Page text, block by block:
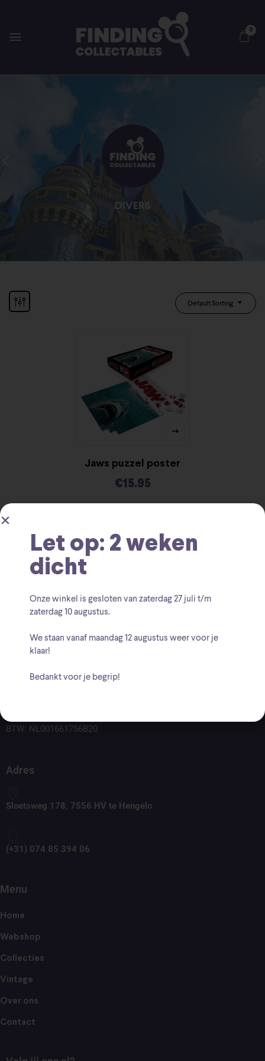
0
DIVERS
Default Sorting
Jaws puzzel poster
€15.95
Voor vragen kunt u altijd mailen naar
BTW: NL001661756B20
Adres
Sloetsweg 178, 7556 HV te Hengelo
(+31) 074 85 394 06
Menu
Home
Webshop
Collecties
Vintage
Over ons
Contact
Let op: 2 weken
dicht
Onze winkel is gesloten van zaterdag27 juli t/m
zaterdag 10 augustus.
We staan vanaf maandag 12 augustus weer voor je
klaar!
Bedankt voor je begrip!